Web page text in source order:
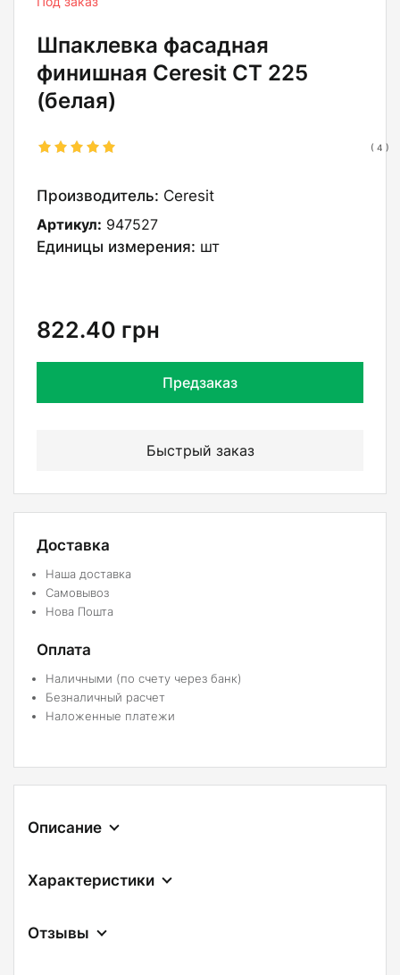
Шпаклевка фасадная
финишная Ceresit CT 225
(белая)
( 4 )
Производитель: Ceresit
Артикул: 947527
Единицы измерения: шт
822.40 грн
Предзаказ
Быстрый заказ
Доставка
Наша доставка
Самовывоз
Нова Пошта
Оплата
Наличными (по счету через банк)
Безналичный расчет
Наложенные платежи
Описание
Характеристики
Отзывы